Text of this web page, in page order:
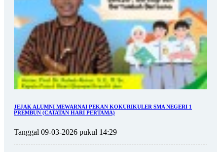
JEJAK ALUMNI MEWARNAI PEKAN KOKURIKULER SMA NEGERI 1
PREMBUN (CATATAN HARI PERTAMA)
Tanggal 09-03-2026 pukul 14:29